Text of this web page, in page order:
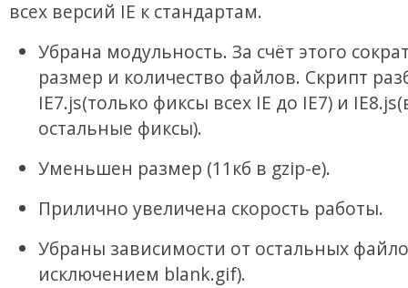
всех версий IE к стандартам.
Убрана модульность. За счёт этого
размер и количество файлов. Скрипт
IE7.js(только фиксы всех IE до IE7) и
остальные фиксы).
Уменьшен размер (11кб в gzip-е).
Прилично увеличена скорость работы.
Убраны зависимости от остальных
исключением blank.gif).